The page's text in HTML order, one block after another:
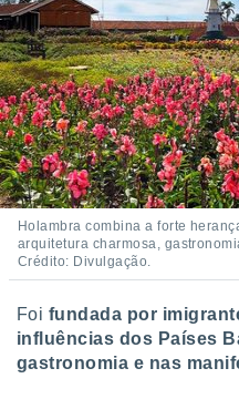
Holambra combina a forte
arquitetura charmosa,
Crédito: Divulgação.
Foi fundada por
influências dos Países
gastronomia e nas